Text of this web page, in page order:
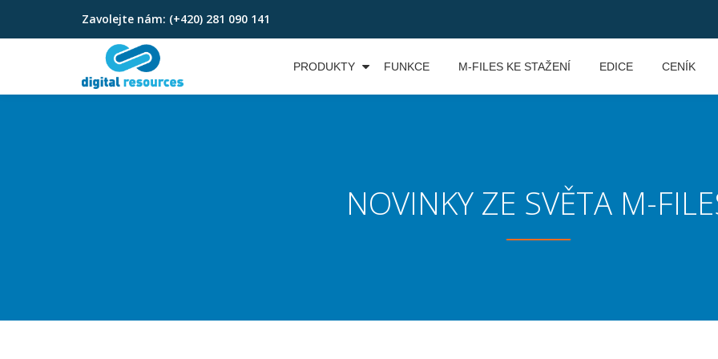
Přeskočit
Zavolejte nám: (+420) 281 090 141
PRODUKTY FUNKCE M-FILES KE STAŽENÍ EDICE CENÍK
NOVINKY ZE SVĚTA M-